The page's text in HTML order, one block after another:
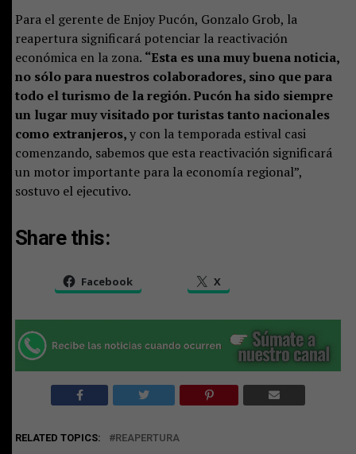
Para el gerente de Enjoy Pucón, Gonzalo Grob, la
reapertura significará potenciar la reactivación
económica en la zona. “Esta es una muy buena noticia,
no sólo para nuestros colaboradores, sino que para
todo el turismo de la región. Pucón ha sido siempre
un lugar muy visitado por turistas tanto nacionales
como extranjeros,y con la temporada estival casi
comenzando, sabemos que esta reactivación significará
un motor importante para la economía regional”,
sostuvo el ejecutivo.
Share this:
Facebook X
RELATED TOPICS: REAPERTURA